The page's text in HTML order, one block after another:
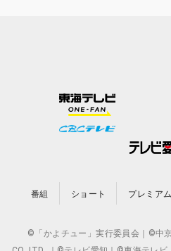
番組 ショート プレミアム
©「かよチュー」実行委員会｜©中